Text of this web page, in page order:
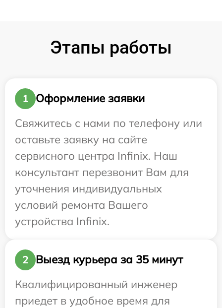
Этапы работы
1
Оформление заявки
Свяжитесь с нами по телефону или
оставьте заявку на сайте
сервисного центра Infinix. Наш
консультант перезвонит Вам для
уточнения индивидуальных
условий ремонта Вашего
устройства Infinix.
2
Выезд курьера за 35 минут
Квалифицированный инженер
приедет в удобное время для